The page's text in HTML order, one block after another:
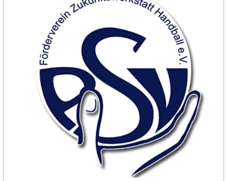
Knights
Heidelberg